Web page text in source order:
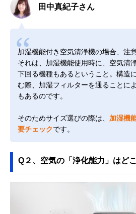
田中真紀子さん
加湿機能付き空気清浄機の場合、注
それは、加湿機能使用時に、空気清
下回る機種もあるということ。構造
む際、加湿フィルターを通ることに
もあるのです。
そのためサイズ選びの際は、 加湿機
要チェックです。
Q２、空気の「浄化能力」はど